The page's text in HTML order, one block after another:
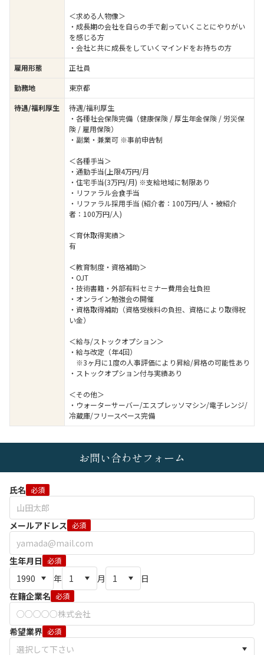
＜求める人物像＞
・成長期の会社を自らの手で創っていくことにやりがい
を感じる方
・会社と共に成長をしていくマインドをお持ちの方
雇用形態
正社員
勤務地
東京都
待遇/福利厚生
待遇/福利厚生
・各種社会保険完備（健康保険 / 厚生年金保険 / 労災保
険 / 雇用保険）
・副業・兼業可 ※事前申告制
＜各種手当＞
・通勤手当(上限4万円/月
・住宅手当(3万円/月) ※支給地域に制限あり
・リファラル会食手当
・リファラル採用手当 (紹介者：100万円/人・被紹介
者：100万円/人)
＜育休取得実績＞
有
＜教育制度・資格補助＞
・OJT
・技術書籍・外部有料セミナー費用会社負担
・オンライン勉強会の開催
・資格取得補助（資格受検料の負担、資格により取得祝
い金）
＜給与/ストックオプション＞
・給与改定（年4回）
※3ヶ月に1度の人事評価により昇給/昇格の可能性あり
・ストックオプション付与実績あり
＜その他＞
・ウォーターサーバー/エスプレッソマシン/電子レンジ/
冷蔵庫/フリースペース完備
お問い合わせフォーム
氏名 必須
メールアドレス 必須
生年月日 必須
年 月
日
在籍企業名 必須
希望業界 必須